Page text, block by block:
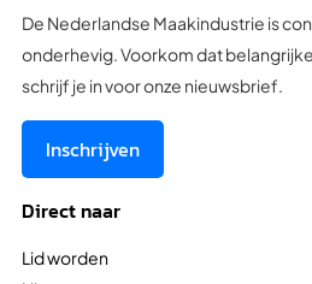
De Nederlandse Maakindustrie is
onderhevig. Voorkom dat
schrijf je in voor onze nieuwsbrief.
Inschrijven
Direct naar
Lid worden